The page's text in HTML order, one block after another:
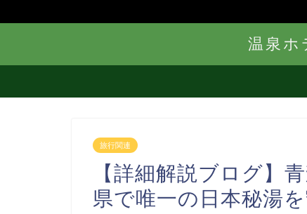
温泉ホ
旅行関連
【詳細解説ブログ】
県で唯一の日本秘湯